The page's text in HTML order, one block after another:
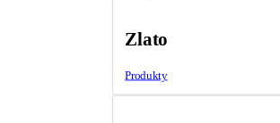
Zlato
Produkty